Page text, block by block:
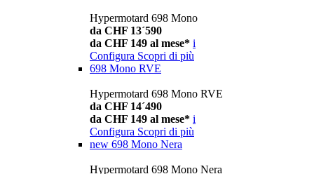
Hypermotard 698 Mono
da CHF 13´590
da CHF 149 al mese* i
Configura Scopri di più
698 Mono RVE
Hypermotard 698 Mono RVE
da CHF 14´490
da CHF 149 al mese* i
Configura Scopri di più
new 698 Mono Nera
Hypermotard 698 Mono Nera